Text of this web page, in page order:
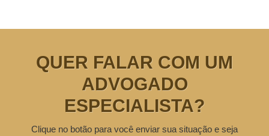
QUER FALAR COM UM
ADVOGADO
ESPECIALISTA?
Clique no botão para você enviar sua situação e seja